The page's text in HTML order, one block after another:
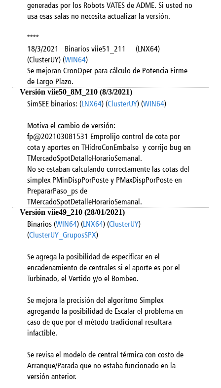
generadas por los Robots VATES de ADME. Si usted no
usa esas salas no necesita actualizar la versión.
****
18/3/2021 Binarios viie51_211 (LNX64)
(ClusterUY) (WIN64)
Se mejoran CronOper para cálculo de Potencia Firme
de Largo Plazo.
Versión viie50_8M_210 (8/3/2021)
SimSEE binarios: (LNX64) (ClusterUY) (WIN64)
Motiva el cambio de versión:
fp@202103081531 Emprolijo control de cota por
cota y aportes en THidroConEmbalse y corrijo bug en
TMercadoSpotDetalleHorarioSemanal.
No se estaban calculando correctamente las cotas del
simplex PMinDispPorPoste y PMaxDispPorPoste en
PrepararPaso_ps de
TMercadoSpotDetalleHorarioSemanal.
Versión viie49_210 (28/01/2021)
Binarios (WIN64) (LNX64) (ClusterUY)
(ClusterUY_GruposSPX)
Se agrega la posibilidad de especificar en el
encadenamiento de centrales si el aporte es por el
Turbinado, el Vertido y/o el Bombeo.
Se mejora la precisión del algoritmo Simplex
agregando la posibilidad de Escalar el problema en
caso de que por el método tradicional resultara
infactible.
Se revisa el modelo de central térmica con costo de
Arranque/Parada que no estaba funcionado en la
versión anterior.